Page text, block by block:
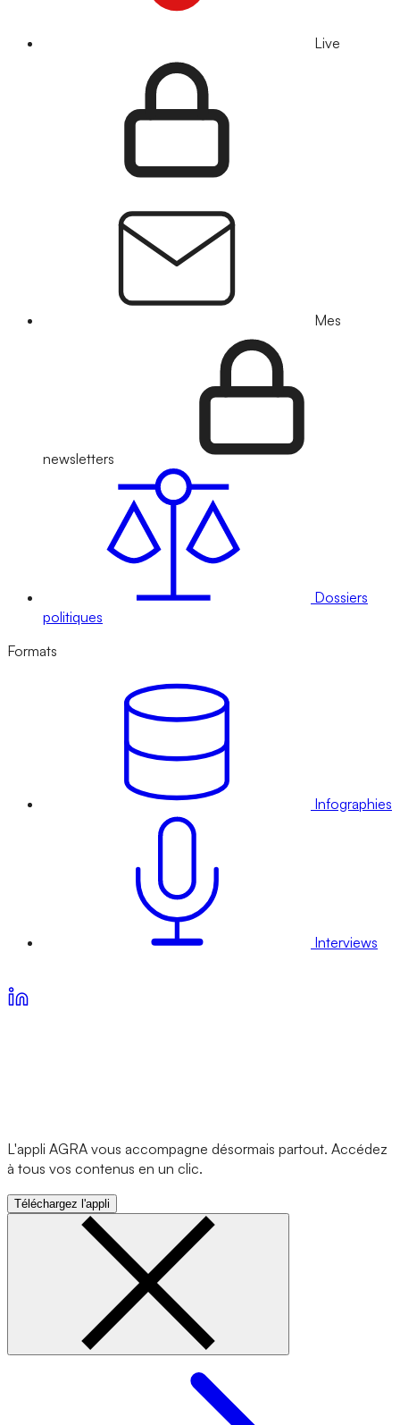
Live
Mes
newsletters
Dossiers
politiques
Formats
Infographies
Interviews
L'appli AGRA vous accompagne désormais partout. Accédez
à tous vos contenus en un clic.
Téléchargez l'appli